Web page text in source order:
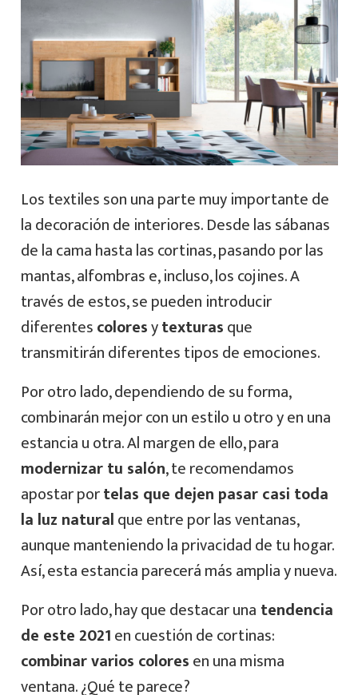
Los textiles son una parte muy importante de
la decoración de interiores. Desde las sábanas
de la cama hasta las cortinas, pasando por las
mantas, alfombras e, incluso, los cojines. A
través de estos, se pueden introducir
diferentescoloresytexturasque
transmitirán diferentes tipos de emociones.
Por otro lado, dependiendo de su forma,
combinarán mejor con un estilo u otro y en una
estancia u otra. Al margen de ello, para
modernizar tu salón, te recomendamos
apostar portelas que dejen pasar casi toda
la luz naturalque entre por las ventanas,
aunque manteniendo la privacidad de tu hogar.
Así, esta estancia parecerá más amplia y nueva.
Por otro lado, hay que destacar una tendencia
de este 2021en cuestión de cortinas:
combinar varios coloresen una misma
ventana. ¿Qué te parece?